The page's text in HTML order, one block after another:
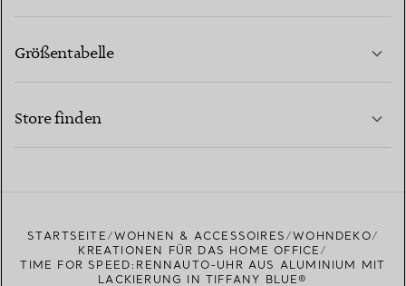
Größentabelle
Store finden
STARTSEITE WOHNEN & ACCESSOIRES
WOHNDEKO
KREATIONEN FÜR DAS HOME OFFICE
TIME FOR SPEED:RENNAUTO-UHR AUS ALUMINIUM MIT
LACKIERUNG IN TIFFANY BLUE®